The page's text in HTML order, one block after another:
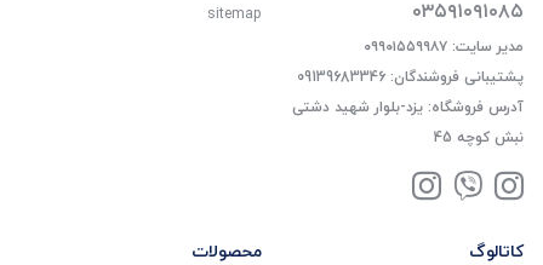
۰۳۵۹۱۰۹۱۰۸۵
مدیر سایت: ۰۹۹۰۱۵۵۹۹۸۷
پشتیبانی فروشندگان: 09139683346
آدرس فروشگاه: یزد-بلوار شهید دشتی
نبش کوچه 45
sitemap
کاتالوگ محصولات